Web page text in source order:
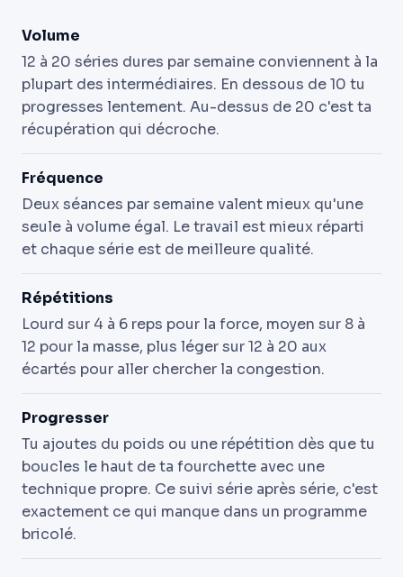
Volume
12 à 20 séries dures par semaine conviennent à la
plupart des intermédiaires. En dessous de 10 tu
progresses lentement. Au-dessus de 20 c'est ta
récupération qui décroche.
Fréquence
Deux séances par semaine valent mieux qu'une
seule à volume égal. Le travail est mieux réparti
et chaque série est de meilleure qualité.
Répétitions
Lourd sur 4 à 6 reps pour la force, moyen sur 8 à
12 pour la masse, plus léger sur 12 à 20 aux
écartés pour aller chercher la congestion.
Progresser
Tu ajoutes du poids ou une répétition dès que tu
boucles le haut de ta fourchette avec une
technique propre. Ce suivi série après série, c'est
exactement ce qui manque dans un programme
bricolé.